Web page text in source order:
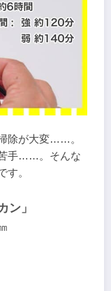
除が大変……。
手……。そんな
す。
ン」